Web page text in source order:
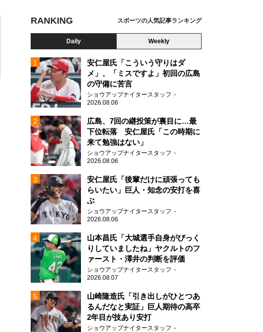
RANKING スポーツの人気記事ランキング
Daily Weekly
安仁屋氏「こういう守りはダ
メ」、「ミスですよ」初回の広島
の守備に苦言
ショウアップナイタースタッフ
2026.08.06
広島、7回の継投策が裏目に…最
下位転落 安仁屋氏「この時期に
来て勉強はない」
ショウアップナイタースタッフ
2026.08.06
安仁屋氏「後輩だけに頑張っても
らいたい」巨人・知念の安打を喜
ぶ
ショウアップナイタースタッフ
2026.08.06
山本昌氏「大城選手自身がびっく
りしていましたね」ヤクルトのフ
ァースト・澤井の判断を評価
ショウアップナイタースタッフ
2026.08.07
山崎隆造氏「引き出しがひとつあ
るんだなと実証」巨人期待の高卒
2年目が技あり安打
ショウアップナイタースタッフ